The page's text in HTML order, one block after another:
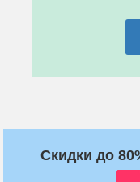
Скидки до